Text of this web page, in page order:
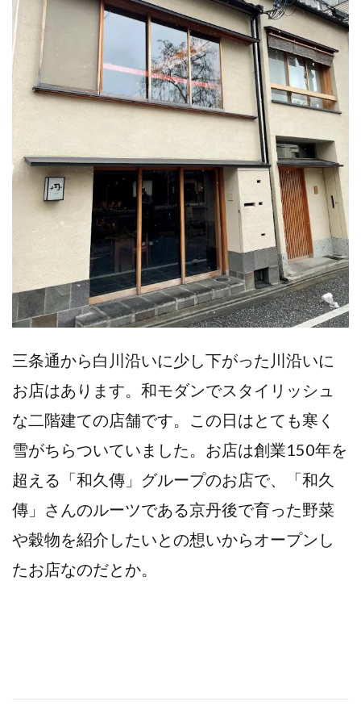
三条通から白川沿いに少し下がった川沿いに
お店はあります。和モダンでスタイリッシュ
な二階建ての店舗です。この日はとても寒く
雪がちらついていました。お店は創業150年を
超える「和久傳」グループのお店で、「和久
傳」さんのルーツである京丹後で育った野菜
や穀物を紹介したいとの想いからオープンし
たお店なのだとか。